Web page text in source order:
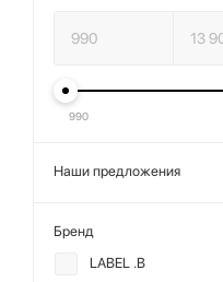
990
Наши предложения
Бренд
LABEL .B